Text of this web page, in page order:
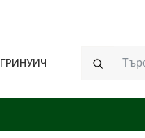
ГРИНУИЧ
Search